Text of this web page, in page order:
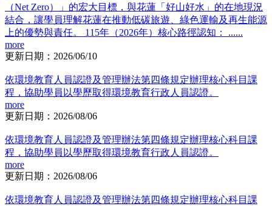
（Net Zero）」的宏大目標，與花蓮「好山好水」的在地現況
結合，讓學員理解花蓮在推動低碳旅遊、綠色運輸及再生能源
上的優勢與責任。 115年（2026年）核心路徑認知： ......
more
更新日期：2026/06/10
依環境教育人員認證及管理辦法第四條規定辦理核心科目課
程，協助學員以學歷取得環境教育行政人員認證。
more
更新日期：2026/08/06
依環境教育人員認證及管理辦法第四條規定辦理核心科目課
程，協助學員以學歷取得環境教育行政人員認證。
more
更新日期：2026/08/06
依環境教育人員認證及管理辦法第四條規定辦理核心科目課